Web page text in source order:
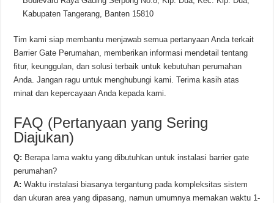
Kabupaten Tangerang, Banten 15810
Tim kami siap membantu menjawab semua pertanyaan Anda terkait
Barrier Gate Perumahan, memberikan informasi mendetail tentang
fitur, keunggulan, dan solusi terbaik untuk kebutuhan perumahan
Anda. Jangan ragu untuk menghubungi kami. Terima kasih atas
minat dan kepercayaan Anda kepada kami.
FAQ (Pertanyaan yang Sering
Diajukan)
Q: Berapa lama waktu yang dibutuhkan untuk instalasi barrier gate
perumahan?
A: Waktu instalasi biasanya tergantung pada kompleksitas sistem
dan ukuran area yang dipasang, namun umumnya memakan waktu 1-